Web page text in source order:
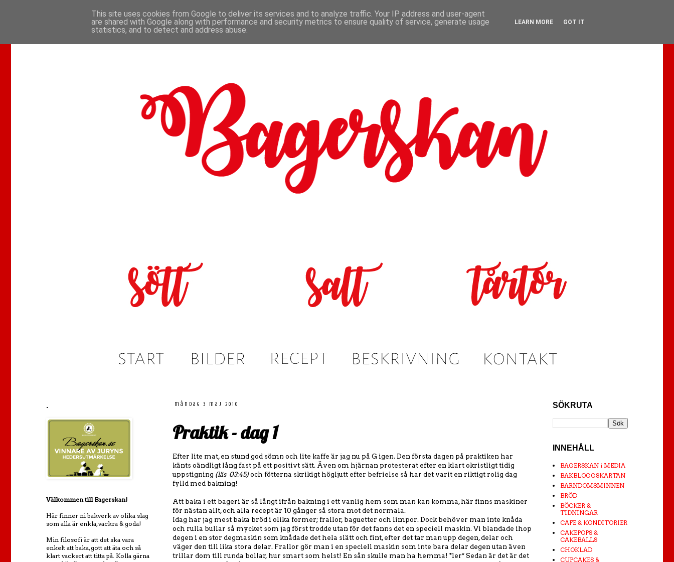
måndag 3 maj 2010
Praktik - dag 1
Efter lite mat, en stund god sömn och lite kaffe är jag nu på G igen. Den första dagen på praktiken har
känts oändligt lång fast på ett positivt sätt. Även om hjärnan protesterat efter en klart okristligt tidig
uppstigning (läs 03:45)och fötterna skrikigt högljutt efter befrielse så har det varit en riktigt rolig dag
fylld med bakning!
Att baka i ett bageri är så långt ifrån bakning i ett vanlig hem som man kan komma, här finns maskiner
för nästan allt, och alla recept är 10 gånger så stora mot det normala.
Idag har jag mest baka bröd i olika former; frallor, baguetter och limpor. Dock behöver man inte knåda
och rulla bullar så mycket som jag först trodde utan för det fanns det en speciell maskin. Vi blandade ihop
degen i en stor degmaskin som knådade det hela slätt och fint, efter det tar man upp degen, delar och
väger den till lika stora delar. Frallor gör man i en speciell maskin som inte bara delar degen utan även
trillar dom till runda bollar, hur smart som helst! En sån skulle man ha hemma! *ler* Sedan är det är det
.
Välkommen till Bagerskan!
Här finner ni bakverk av olika slag
som alla är enkla, vackra & goda!
Min filosofi är att det ska vara
enkelt att baka, gott att äta och så
klart vackert att titta på. Kolla gärna
SÖKRUTA
INNEHÅLL
BAGERSKAN i MEDIA
BAKBLOGGSKARTAN
BARNDOMSMINNEN
BRÖD
BÖCKER &
TIDNINGAR
CAFE & KONDITORIER
CAKEPOPS &
CAKEBALLS
CHOKLAD
CUPCAKES &
This site uses cookies from Google to deliver its services and to analyze traffic. Your IP address and user-agent
are shared with Google along with performance and security metrics to ensure quality of service, generate usage
statistics, and to detect and address abuse.
LEARN MORE GOT IT